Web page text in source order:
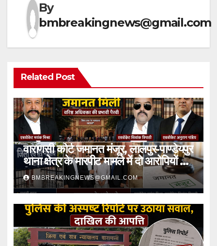
By
bmbreakingnews@gmail.com
Related Post
वाराणसी कोर्ट जमानत मंजूर, लालपुर-पाण्डेयपुर
थाना क्षेत्र के मारपीट मामले में दो आरोपियों को
मिली राहत
BMBREAKINGNEWS@GMAIL.COM